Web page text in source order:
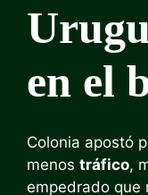
en el
Colonia apostó
menos tráfico,
empedrado que